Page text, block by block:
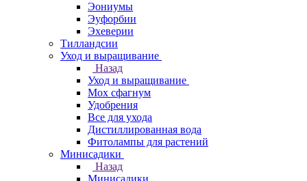
Эониумы
Эуфорбии
Эхеверии
Тилландсии
Уход и выращивание
Назад
Уход и выращивание
Мох сфагнум
Удобрения
Все для ухода
Дистиллированная вода
Фитолампы для растений
Минисадики
Назад
Минисадики